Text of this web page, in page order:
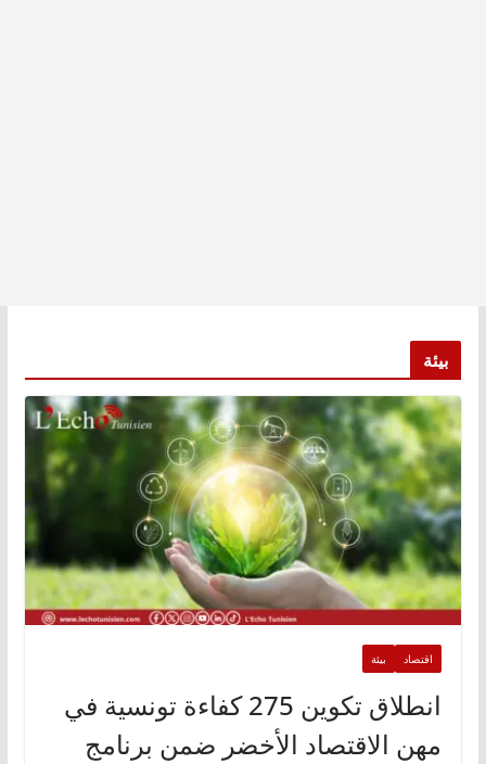
بيئة
اقتصاد بيئة
انطلاق تكوين 275 كفاءة تونسية في
مهن الاقتصاد الأخضر ضمن برنامج